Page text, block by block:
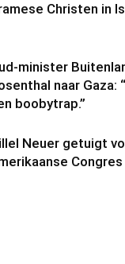
Christen in
minister
naar Gaza:
boobytrap.”
Neuer getuigt
Congres